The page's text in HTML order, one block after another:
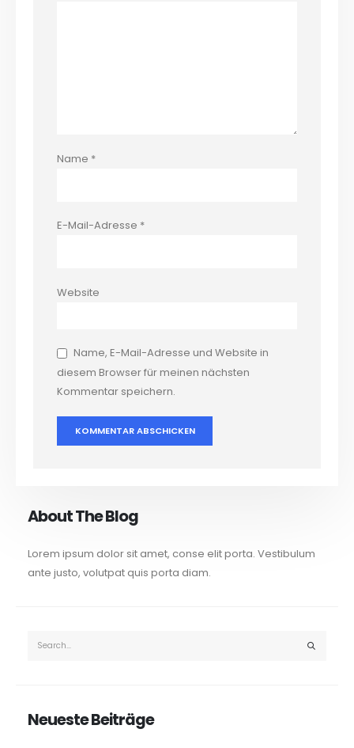
Name *
E-Mail-Adresse *
Website
Name, E-Mail-Adresse und Website in
diesem Browser für meinen nächsten
Kommentar speichern.
About The Blog
Lorem ipsum dolor sit amet, conse elit porta. Vestibulum
ante justo, volutpat quis porta diam.
Neueste Beiträge